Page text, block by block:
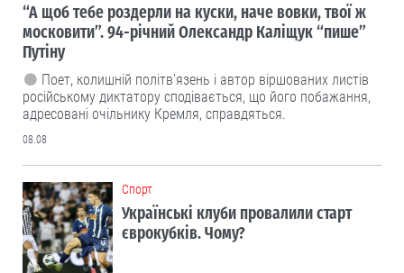
“А щоб тебе роздерли на куски, наче вовки, твої ж
московити”. 94-річний Олександр Каліщук “пише”
Путіну
Поет, колишній політв'язень і автор віршованих листів
російському диктатору сподівається, що його побажання,
адресовані очільнику Кремля, справдяться.
08.08
Cпорт
Українські клуби провалили старт
єврокубків. Чому?